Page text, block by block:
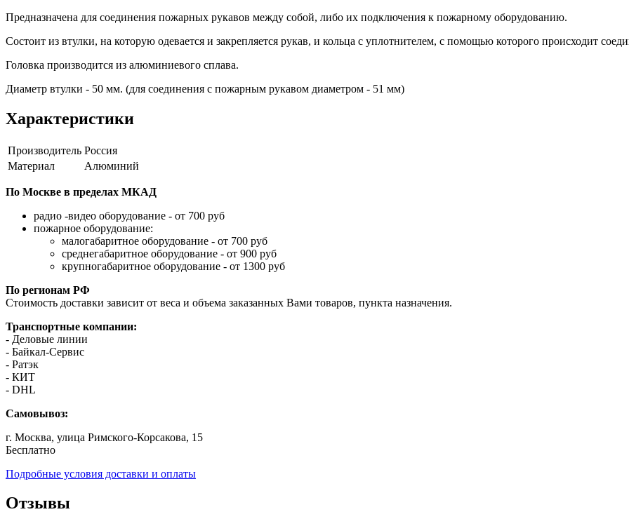
Предназначена для соединения пожарных рукавов между собой, либо их подключения к пожарному оборудованию.
Состоит из втулки, на которую одевается и закрепляется рукав, и кольца с уплотнителем, с помощью которого происходит
Головка производится из алюминиевого сплава.
Диаметр втулки - 50 мм. (для соединения с пожарным рукавом диаметром - 51 мм)
Характеристики
Производитель Россия
Материал
Алюминий
По Москве в пределах МКАД
радио -видео оборудование - от 700 руб
пожарное оборудование:
малогабаритное оборудование - от 700 руб
среднегабаритное оборудование - от 900 руб
крупногабаритное оборудование - от 1300 руб
По регионам РФ
Стоимость доставки зависит от веса и объема заказанных Вами товаров, пункта назначения.
Транспортные компании:
- Деловые линии
- Байкал-Сервис
- Ратэк
- КИТ
- DHL
Самовывоз:
г. Москва, улица Римского-Корсакова, 15
Бесплатно
Подробные условия доставки и оплаты
Отзывы